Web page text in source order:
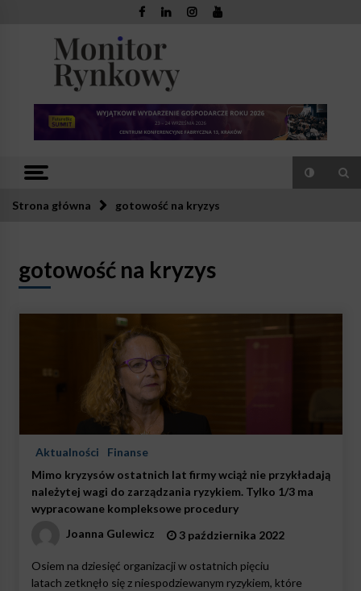
Monitor
Rynkowy
Strona główna gotowość na kryzys
gotowość na kryzys
Aktualności
Finanse
Mimo kryzysów ostatnich lat firmy wciąż nie przykładają
należytej wagi do zarządzania ryzykiem. Tylko 1/3 ma
wypracowane kompleksowe procedury
Joanna Gulewicz
3 października 2022
Osiem na dziesięć organizacji w ostatnich pięciu
latach zetknęło się z niespodziewanym ryzykiem, które